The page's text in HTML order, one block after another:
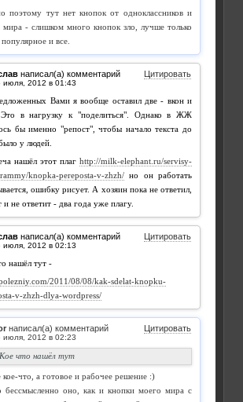
поэтому тут нет кнопок от одноклассников и
мира - слишком много кнопок зло, лучше только
и все.
написал(а) комментарий Цитировать
Вами я вообще оставил две - вкон и
Это в нагрузку к "поделиться". Однако в ЖЖ
бы именно "репост", чтобы начало текста до
у людей.
нашёл этот плаг http://milk-elephant.ru/servisy-
knopka-pereposta-v-zhzh/ но он работать
ошибку рисует. А хозяин пока не ответил,
не ответит - два года уже плагу.
написал(а) комментарий Цитировать
нашёл тут -
2011/08/08/kak-sdelat-knopku-
v-zhzh-dlya-wordpress/
написал(а) комментарий Цитировать
Кое что нашёл тут
кое-что, а готовое и рабочее решение :)
бессмысленно оно, как и кнопки моего мира с